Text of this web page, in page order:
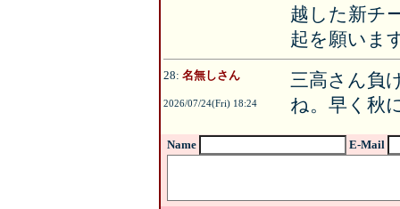
越した新チ
起を願いま
28: 名無しさん
2026/07/24(Fri) 18:24
三高さん負
ね。早く秋
Name E-Mail